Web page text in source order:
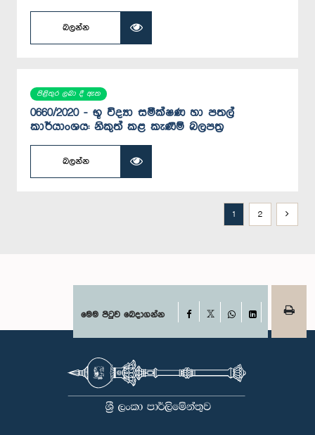
බලන්න
පිළිතුර ලබා දී ඇත
0660/2020 - භූ විද්‍යා සමීක්ෂණ හා පතල්
කාර්යාංශය: නිකුත් කළ කැණීම් බලපත්‍ර
බලන්න
1 2
මෙම පිටුව බෙදාගන්න Facebook
WhatsAppLinkedIn